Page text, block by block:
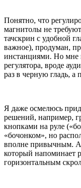
Понятно, что
магнитолы не
тачскрин с удобной
важное), продуман,
инстанциями. Но мне
регулятора, вроде
раз в черную гладь, а
Я даже осмелюсь
решений, например,
кнопками на руле
«бочонком», но
вполне привычным.
который напоминает
горизонтальным